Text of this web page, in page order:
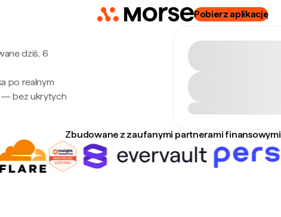
Pobierz aplikację
dziś, 6
po realnym
— bez ukrytych
Zbudowane z zaufanymi partnerami finansowymi